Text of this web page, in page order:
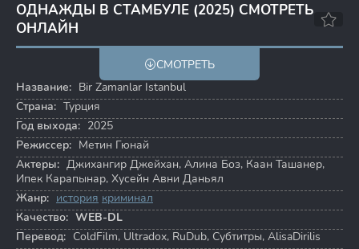
ОДНАЖДЫ В СТАМБУЛЕ (2025) СМОТРЕТЬ
ОНЛАЙН
СМОТРЕТЬ
Название: Bir Zamanlar Istanbul
Страна: Турция
Год выхода: 2025
Режиссер: Метин Гюнай
Актеры: Джихангир Джейхан, Алина Боз, Каан Ташанер,
Ипек Карапынар, Хусейн Авни Даньял
Жанр: история криминал
Качество: WEB-DL
Перевод: ColdFilm, Ultradox, RuDub, Субтитры, AlisaDirilis